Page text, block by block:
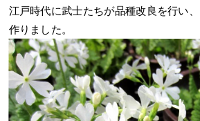
江戸時代に武士たちが品種改良を行い
作りました。